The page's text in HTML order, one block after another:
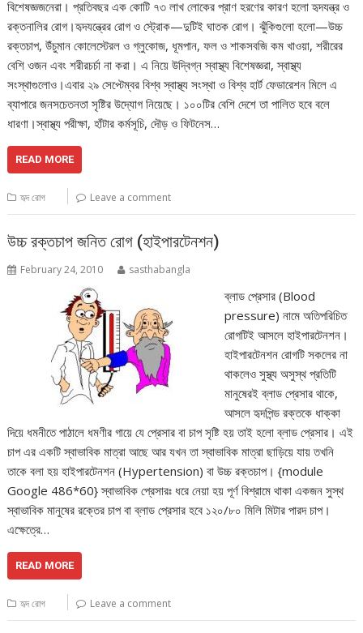
বিশেষজ্ঞজনেরা। প্রতিবছর এক কোটি ৭৩ লাখ লোকের প্রাণ হরণের কারণ হলো হৃদযন্ত্র ও
রক্তনালির রোগ।হৃদযন্ত্রের রোগ ও স্ট্রোক—দুটিই ঘাতক রোগ। ঝুঁকিগুলো হলো—উচ্চ
রক্তচাপ, উঁচুমান কোলেস্টেরল ও গ্লুকোজ, ধূমপান, ফল ও শাকসবজি কম খাওয়া, শরীরের
বেশি ওজন এবং শরীরচর্চা না করা। এ নিয়ে উদ্বিগ্ন স্বাস্থ্য বিশেষজ্ঞরা, স্বাস্থ্য
সংস্থাগুলোও।এবার ২৯ সেপ্টেম্বর বিশ্ব স্বাস্থ্য সংস্থা ও বিশ্ব হার্ট ফেডারেশন মিলে এ
ব্যাপারে জনসচেতনতা সৃষ্টির উদ্যোগ নিয়েছে। ১০০টির বেশি দেশে তা পালিত হবে বলে
ধারণা।স্বাস্থ্য পরীক্ষা, হাঁটার কর্মসূচি, দৌড় ও ফিটনেস…
READ MORE
হৃদ রোগ Leave a comment
উচ্চ রক্তচাপ জনিত রোগ (হাইপারটেনশন)
February 24, 2010 sasthabangla
ব্লাড প্রেসার (Blood
pressure) নামে অতিপরিচিত
রোগটিই আসলে হাইপারটেনশন।
হাইপারটেনশন রোগটি সকলের না
থাকলেও সুস্থ্য অসুস্থ প্রতিটি
মানুষেরই ব্লাড প্রেসার থাকে,
আসলে হৃদপিন্ড রক্তকে ধাক্কা
দিয়ে ধমনীতে পাঠালে ধমণীর গায়ে যে প্রেসার বা চাপ সৃষ্টি হয় তাই হলো ব্লাড প্রেসার। এই
চাপ এর একটি স্বাভাবিক মাত্রা আছে আর যখন তা স্বাভাবিক মাত্রা ছাড়িয়ে যায় তখনি
তাকে বলা হয় হাইপারটেনশন (Hypertension) বা উচ্চ রক্তচাপ। {module
Google 486*60} স্বাভাবিক প্রেসারঃ ধরে নেয়া হয় পূর্ণ বিশ্রামে থাকা একজন সুস্থ
স্বাভাবিক মানুষের রক্তের চাপ বা ব্লাড প্রেসার হবে ১২০/৮০ মিলি মিটার পারদ চাপ।
এক্ষেত্রে…
READ MORE
হৃদ রোগ Leave a comment